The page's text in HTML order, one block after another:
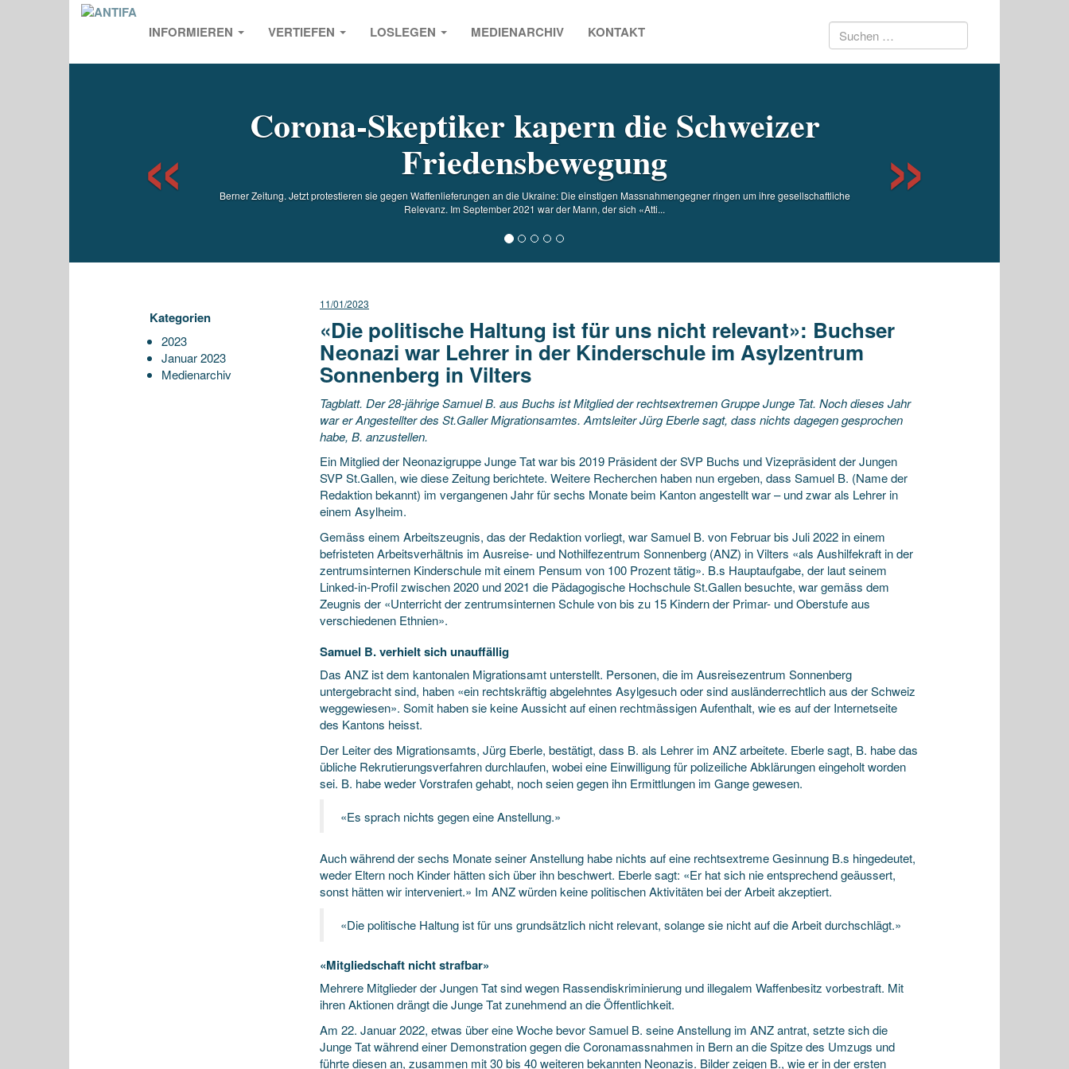
INFORMIEREN VERTIEFEN LOSLEGEN MEDIENARCHIV KONTAKT Suchen
Corona-Skeptiker kapern die Schweizer
Friedensbewegung
Berner Zeitung. Jetzt protestieren sie gegen Waffenlieferungen an die Ukraine: Die einstigen Massnahmengegner ringen um ihre gesellschaftliche
Relevanz. Im September 2021 war der Mann, der sich «Atti...
Previous
Kategorien
2023
Januar 2023
Medienarchiv
11/01/2023
«Die politische Haltung ist für uns nicht relevant»: Buchser
Neonazi war Lehrer in der Kinderschule im Asylzentrum
Sonnenberg in Vilters
Tagblatt. Der 28-jährige Samuel B. aus Buchs ist Mitglied der rechtsextremen Gruppe Junge Tat. Noch dieses Jahr
war er Angestellter des St.Galler Migrationsamtes. Amtsleiter Jürg Eberle sagt, dass nichts dagegen gesprochen
habe, B. anzustellen.
Ein Mitglied der Neonazigruppe Junge Tat war bis 2019 Präsident der SVP Buchs und Vizepräsident der Jungen
SVP St.Gallen, wie diese Zeitung berichtete. Weitere Recherchen haben nun ergeben, dass Samuel B. (Name der
Redaktion bekannt) im vergangenen Jahr für sechs Monate beim Kanton angestellt war – und zwar als Lehrer in
einem Asylheim.
Gemäss einem Arbeitszeugnis, das der Redaktion vorliegt, war Samuel B. von Februar bis Juli 2022 in einem
befristeten Arbeitsverhältnis im Ausreise- und Nothilfezentrum Sonnenberg (ANZ) in Vilters «als Aushilfekraft in der
zentrumsinternen Kinderschule mit einem Pensum von 100 Prozent tätig». B.s Hauptaufgabe, der laut seinem
Linked-in-Profil zwischen 2020 und 2021 die Pädagogische Hochschule St.Gallen besuchte, war gemäss dem
Zeugnis der «Unterricht der zentrumsinternen Schule von bis zu 15 Kindern der Primar- und Oberstufe aus
verschiedenen Ethnien».
Samuel B. verhielt sich unauffällig
Das ANZ ist dem kantonalen Migrationsamt unterstellt. Personen, die im Ausreisezentrum Sonnenberg
untergebracht sind, haben «ein rechtskräftig abgelehntes Asylgesuch oder sind ausländerrechtlich aus der Schweiz
weggewiesen». Somit haben sie keine Aussicht auf einen rechtmässigen Aufenthalt, wie es auf der Internetseite
des Kantons heisst.
Der Leiter des Migrationsamts, Jürg Eberle, bestätigt, dass B. als Lehrer im ANZ arbeitete. Eberle sagt, B. habe das
übliche Rekrutierungsverfahren durchlaufen, wobei eine Einwilligung für polizeiliche Abklärungen eingeholt worden
sei. B. habe weder Vorstrafen gehabt, noch seien gegen ihn Ermittlungen im Gange gewesen.
«Es sprach nichts gegen eine Anstellung.»
Auch während der sechs Monate seiner Anstellung habe nichts auf eine rechtsextreme Gesinnung B.s hingedeutet,
weder Eltern noch Kinder hätten sich über ihn beschwert. Eberle sagt: «Er hat sich nie entsprechend geäussert,
sonst hätten wir interveniert.» Im ANZ würden keine politischen Aktivitäten bei der Arbeit akzeptiert.
«Die politische Haltung ist für uns grundsätzlich nicht relevant, solange sie nicht auf die Arbeit durchschlägt.»
«Mitgliedschaft nicht strafbar»
Mehrere Mitglieder der Jungen Tat sind wegen Rassendiskriminierung und illegalem Waffenbesitz vorbestraft. Mit
ihren Aktionen drängt die Junge Tat zunehmend an die Öffentlichkeit.
Am 22. Januar 2022, etwas über eine Woche bevor Samuel B. seine Anstellung im ANZ antrat, setzte sich die
Junge Tat während einer Demonstration gegen die Coronamassnahmen in Bern an die Spitze des Umzugs und
führte diesen an, zusammen mit 30 bis 40 weiteren bekannten Neonazis. Bilder zeigen B., wie er in der ersten